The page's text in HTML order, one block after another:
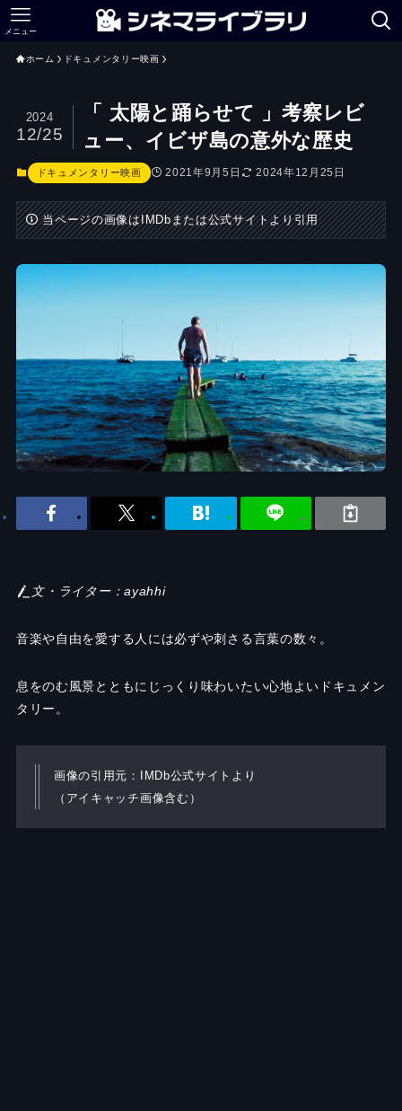
メニュー
ホーム ドキュメンタリー映画
「 太陽と踊らせて 」考察レビ
ュー、イビザ島の意外な歴史
2024
12/25
ドキュメンタリー映画 2021年9月5日 2024年12月25日
当ページの画像はIMDbまたは公式サイトより引用
文・ライター：ayahhi
音楽や自由を愛する人には必ずや刺さる言葉の数々。
息をのむ風景とともにじっくり味わいたい心地よいドキュメン
タリー。
画像の引用元：IMDb公式サイトより
（アイキャッチ画像含む）